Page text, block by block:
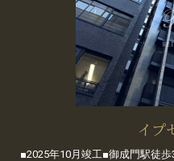
イプ
■2025年10月竣工■御成門駅徒